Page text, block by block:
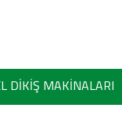
DİKİŞ MAKİNALARI